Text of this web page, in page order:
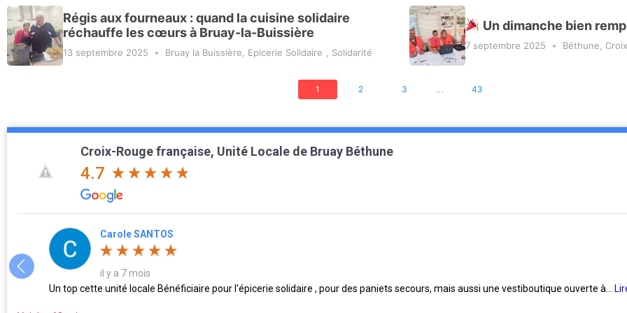
Régis aux fourneaux : quand la cuisine solidaire
réchauffe les cœurs à Bruay-la-Buissière
13 septembre 2025 Bruay la Buissière Epicerie Solidaire Solidarité
Un dimanche bien
7 septembre 2025 Béthune
1 2 3 ... 43
Croix-Rouge française, Unité Locale de Bruay Béthune
4.7
Carole SANTOS
il y a 7 mois
Un top cette unité locale Bénéficiaire pour l'épicerie solidaire , pour des paniets secours, mais aussi une vestiboutique ouverte à...